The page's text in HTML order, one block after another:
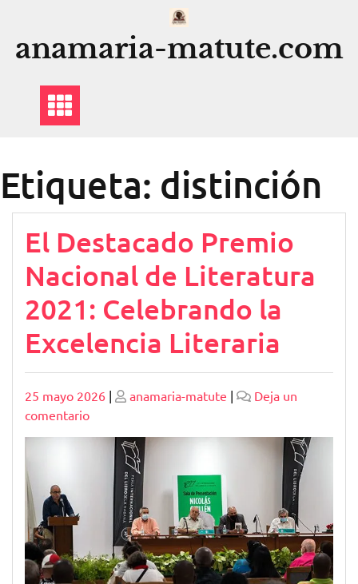
contenido
anamaria-matute.com
Etiqueta: distinción
El Destacado Premio
Nacional de Literatura
2021: Celebrando la
Excelencia Literaria
Publicado
25 mayo 2026 | Publicado
anamaria-matute |
Deja un
comentarioen
El
Destacado
Premio
Nacional
Literatura
2021:
Celebrando